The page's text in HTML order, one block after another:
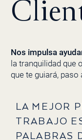
Nos impulsa
la tranquilidad que
que te guiará,
LA MEJOR
TRABAJO
PALABRAS